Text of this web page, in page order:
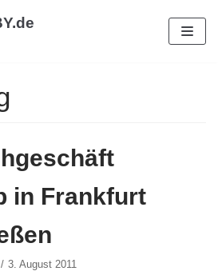
in Frankfurt
3. August 2011